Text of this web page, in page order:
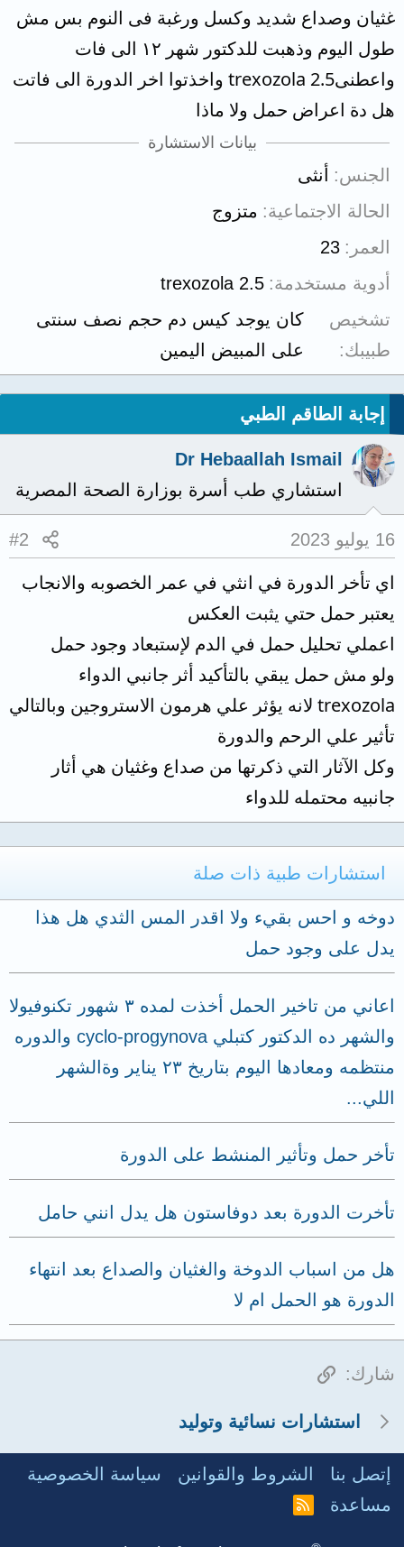
غثيان وصداع شديد وكسل ورغبة فى النوم بس مش
طول اليوم وذهبت للدكتور شهر ١٢ الى فات
واعطنىtrexozola 2.5 واخذتوا اخر الدورة الى فاتت
هل دة اعراض حمل ولا ماذا
بيانات الاستشارة
الجنس
أنثى
الحالة الاجتماعية
متزوج
العمر
23
أدوية مستخدمة trexozola 2.5
تشخيص
طبيبك
كان يوجد كيس دم حجم نصف سنتى
على المبيض اليمين
إجابة الطاقم الطبي
Dr Hebaallah Ismail
استشاري طب أسرة بوزارة الصحة المصرية
16 يوليو 2023 #2
اي تأخر الدورة في انثي في عمر الخصوبه والانجاب
يعتبر حمل حتي يثبت العكس
اعملي تحليل حمل في الدم لإستبعاد وجود حمل
ولو مش حمل يبقي بالتأكيد أثر جانبي الدواء
trexozola لانه يؤثر علي هرمون الاستروجين وبالتالي
تأثير علي الرحم والدورة
وكل الآثار التي ذكرتها من صداع وغثيان هي أثار
جانبيه محتمله للدواء
استشارات طبية ذات صلة
دوخه و احس بقيء ولا اقدر المس الثدي هل هذا
يدل على وجود حمل
اعاني من تاخير الحمل أخذت لمده ٣ شهور تكنوفيولا
والشهر ده الدكتور كتبلي cyclo-progynova والدوره
منتظمه ومعادها اليوم بتاريخ ٢٣ يناير وةالشهر
اللي...
تأخر حمل وتأثير المنشط على الدورة
تأخرت الدورة بعد دوفاستون هل يدل انني حامل
هل من اسباب الدوخة والغثيان والصداع بعد انتهاء
الدورة هو الحمل ام لا
شارك: الرابط
استشارات نسائية وتوليد
إتصل بنا الشروط والقوانين
سياسة الخصوصية
مساعدة
R